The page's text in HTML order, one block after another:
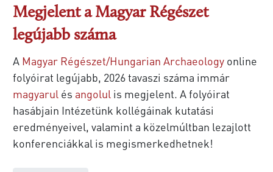
Megjelent a Magyar Régészet
legújabb száma
A Magyar Régészet/Hungarian Archaeology online
folyóirat legújabb, 2026 tavaszi száma immár
magyarul és angolul is megjelent. A folyóirat
hasábjain Intézetünk kollégáinak kutatási
eredményeivel, valamint a közelmúltban lezajlott
konferenciákkal is megismerkedhetnek!